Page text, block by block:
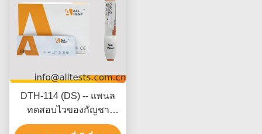
DTH-114 (DS) -- แพนล
ทดสอบไวของกัญชา
(THC) (ปัสสาวะ)